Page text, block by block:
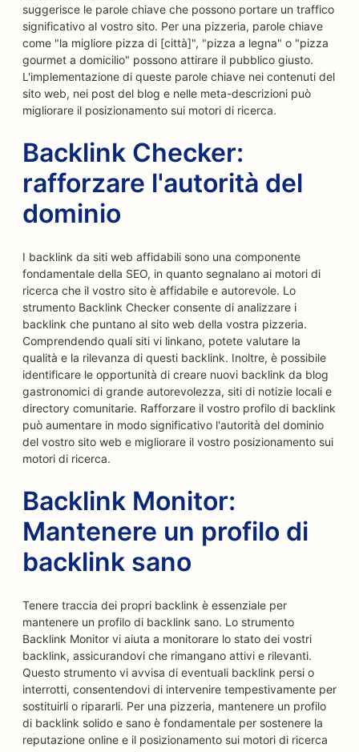
suggerisce le parole chiave che possono portare un traffico
significativo al vostro sito. Per una pizzeria, parole chiave
come "la migliore pizza di [città]", "pizza a legna" o "pizza
gourmet a domicilio" possono attirare il pubblico giusto.
L'implementazione di queste parole chiave nei contenuti del
sito web, nei post del blog e nelle meta-descrizioni può
migliorare il posizionamento sui motori di ricerca.
Backlink Checker:
rafforzare l'autorità del
dominio
I backlink da siti web affidabili sono una componente
fondamentale della SEO, in quanto segnalano ai motori di
ricerca che il vostro sito è affidabile e autorevole. Lo
strumento Backlink Checker consente di analizzare i
backlink che puntano al sito web della vostra pizzeria.
Comprendendo quali siti vi linkano, potete valutare la
qualità e la rilevanza di questi backlink. Inoltre, è possibile
identificare le opportunità di creare nuovi backlink da blog
gastronomici di grande autorevolezza, siti di notizie locali e
directory comunitarie. Rafforzare il vostro profilo di backlink
può aumentare in modo significativo l'autorità del dominio
del vostro sito web e migliorare il vostro posizionamento sui
motori di ricerca.
Backlink Monitor:
Mantenere un profilo di
backlink sano
Tenere traccia dei propri backlink è essenziale per
mantenere un profilo di backlink sano. Lo strumento
Backlink Monitor vi aiuta a monitorare lo stato dei vostri
backlink, assicurandovi che rimangano attivi e rilevanti.
Questo strumento vi avvisa di eventuali backlink persi o
interrotti, consentendovi di intervenire tempestivamente per
sostituirli o ripararli. Per una pizzeria, mantenere un profilo
di backlink solido e sano è fondamentale per sostenere la
reputazione online e il posizionamento sui motori di ricerca